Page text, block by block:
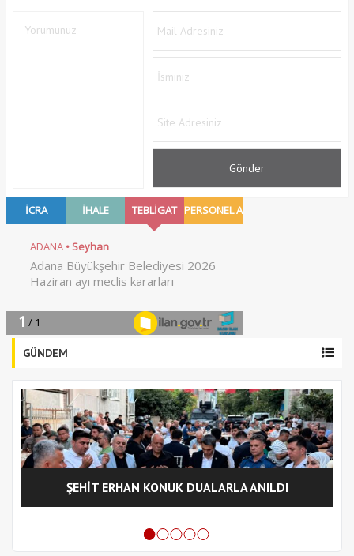
GÜNDEM
ŞEHİT ERHAN KONUK DUALARLA ANILDI